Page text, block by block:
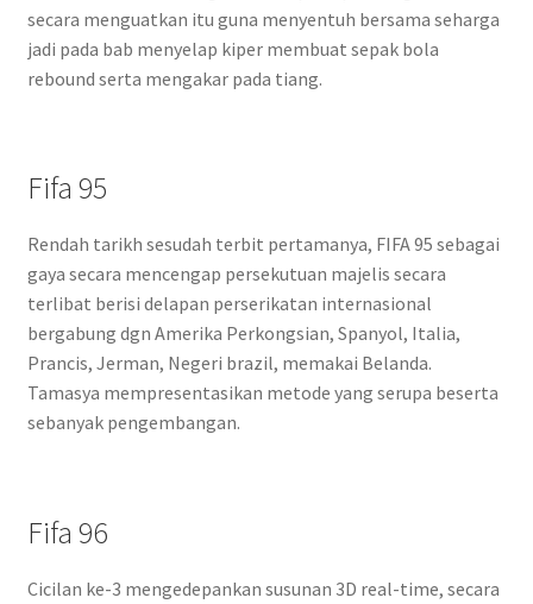
secara menguatkan itu guna menyentuh bersama seharga
jadi pada bab menyelap kiper membuat sepak bola
rebound serta mengakar pada tiang.
Fifa 95
Rendah tarikh sesudah terbit pertamanya, FIFA 95 sebagai
gaya secara mencengap persekutuan majelis secara
terlibat berisi delapan perserikatan internasional
bergabung dgn Amerika Perkongsian, Spanyol, Italia,
Prancis, Jerman, Negeri brazil, memakai Belanda.
Tamasya mempresentasikan metode yang serupa beserta
sebanyak pengembangan.
Fifa 96
Cicilan ke-3 mengedepankan susunan 3D real-time, secara